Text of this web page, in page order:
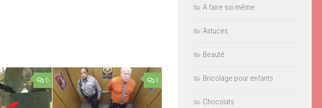
0 0
A faire soi même
Astuces
Beauté
Bricolage pour enfants
Chocolats